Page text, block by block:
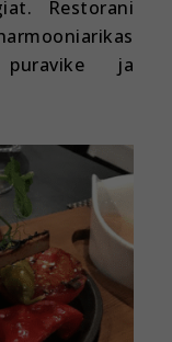
Restorani
ja